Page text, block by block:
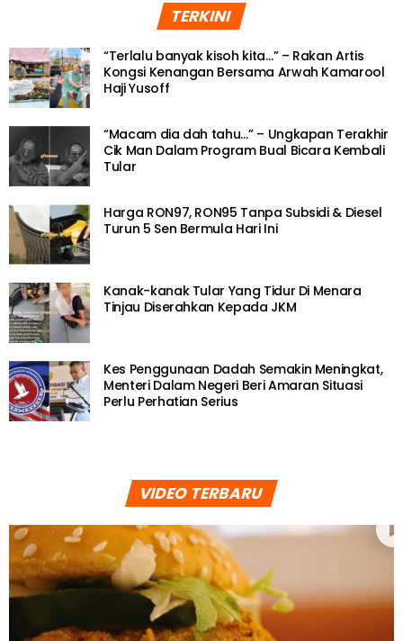
TERKINI
“Terlalu banyak kisoh kita…” – Rakan Artis
Kongsi Kenangan Bersama Arwah Kamarool
Haji Yusoff
“Macam dia dah tahu…” – Ungkapan Terakhir
Cik Man Dalam Program Bual Bicara Kembali
Tular
Harga RON97, RON95 Tanpa Subsidi & Diesel
Turun 5 Sen Bermula Hari Ini
Kanak-kanak Tular Yang Tidur Di Menara
Tinjau Diserahkan Kepada JKM
Kes Penggunaan Dadah Semakin Meningkat,
Menteri Dalam Negeri Beri Amaran Situasi
Perlu Perhatian Serius
VIDEO TERBARU